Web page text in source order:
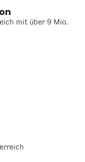
mit über 9 Mio.